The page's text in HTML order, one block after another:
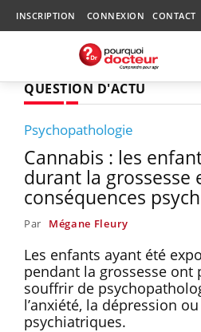
INSCRIPTION CONNEXION CONTACT
QUESTION D'ACTU
Psychopathologie
Cannabis : les
durant la grossesse
conséquences
Par Mégane Fleury
Les enfants ayant été
pendant la grossesse ont
souffrir de
l’anxiété, la dépression
psychiatriques.